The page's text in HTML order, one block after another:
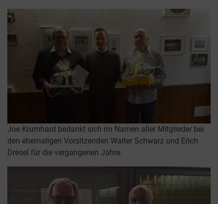
Joe Krumhard bedankt sich im Namen aller Mitglieder bei
den ehemaligen Vorsitzenden Walter Schwarz und Erich
Dresel für die vergangenen Jahre.